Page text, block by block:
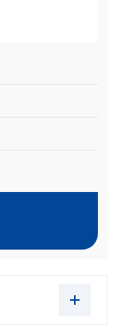
高性价的，适用